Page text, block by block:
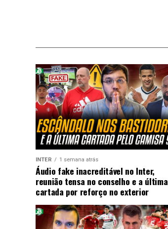
INTER 1 semana atrás
Áudio fake inacreditável no Inter,
reunião tensa no conselho e a última
cartada por reforço no exterior